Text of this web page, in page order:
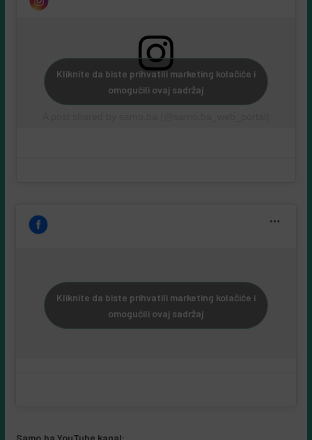
Kliknite da biste prihvatili marketing kolačiće i
omogućili ovaj sadržaj
Kliknite da biste prihvatili marketing kolačiće i
omogućili ovaj sadržaj